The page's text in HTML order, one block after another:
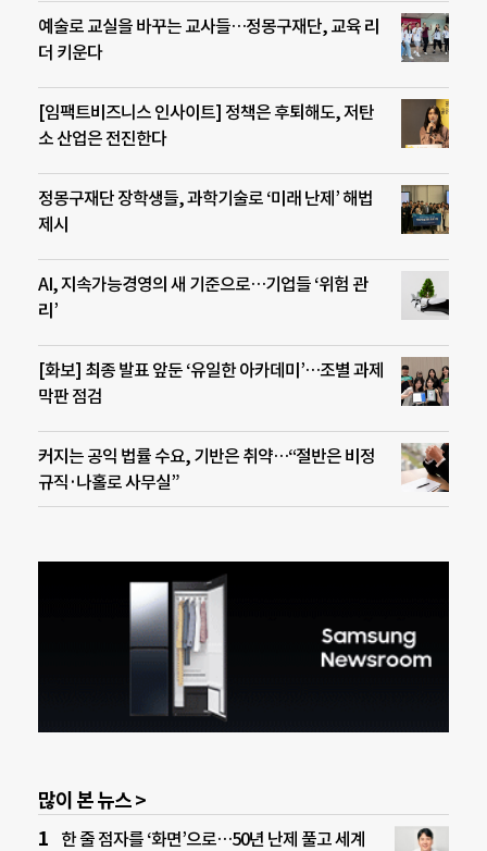
예술로 교실을 바꾸는 교사들…정몽구재단, 교육 리
더 키운다
[임팩트비즈니스 인사이트] 정책은 후퇴해도, 저탄
소 산업은 전진한다
정몽구재단 장학생들, 과학기술로 ‘미래 난제’ 해법
제시
AI, 지속가능경영의 새 기준으로…기업들 ‘위험 관
리’
[화보] 최종 발표 앞둔 ‘유일한 아카데미’…조별 과제
막판 점검
커지는 공익 법률 수요, 기반은 취약…“절반은 비정
규직·나홀로 사무실”
많이 본 뉴스 >
한 줄 점자를 ‘화면’으로…50년 난제 풀고 세계